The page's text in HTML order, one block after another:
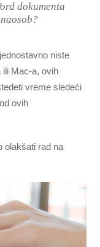
dokumenta
niste
ili Mac-a, ovih
vreme sledeći
ovih
olakšati rad na